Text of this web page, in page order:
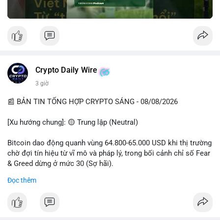
Crypto Daily Wire
3 giờ
📰 BẢN TIN TỔNG HỢP CRYPTO SÁNG - 08/08/2026
[Xu hướng chung]: 🟡 Trung lập (Neutral)
Bitcoin dao động quanh vùng 64.800-65.000 USD khi thị trường
chờ đợi tín hiệu từ vĩ mô và pháp lý, trong bối cảnh chỉ số Fear
& Greed dừng ở mức 30 (Sợ hãi).
- Thị trường & Giá cả: Chuỗi giao dịch cá voi BTC diễn ra dày
triệu USD lúc 08:19 UTC và 61,37 BTC (gần 4 triệu USD) lúc
Đọc thêm